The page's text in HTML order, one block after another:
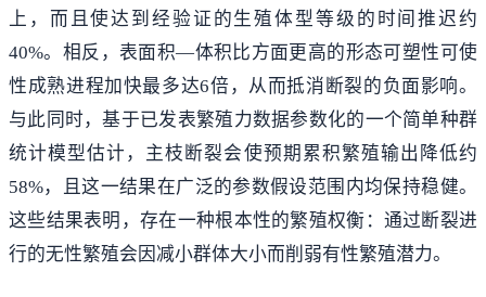
上，而且使达到经验证的生殖体型等级的时间推迟约
40%。相反，表面积—体积比方面更高的形态可塑性可使
性成熟进程加快最多达6倍，从而抵消断裂的负面影响。
与此同时，基于已发表繁殖力数据参数化的一个简单种群
统计模型估计，主枝断裂会使预期累积繁殖输出降低约
58%，且这一结果在广泛的参数假设范围内均保持稳健。
这些结果表明，存在一种根本性的繁殖权衡：通过断裂进
行的无性繁殖会因减小群体大小而削弱有性繁殖潜力。